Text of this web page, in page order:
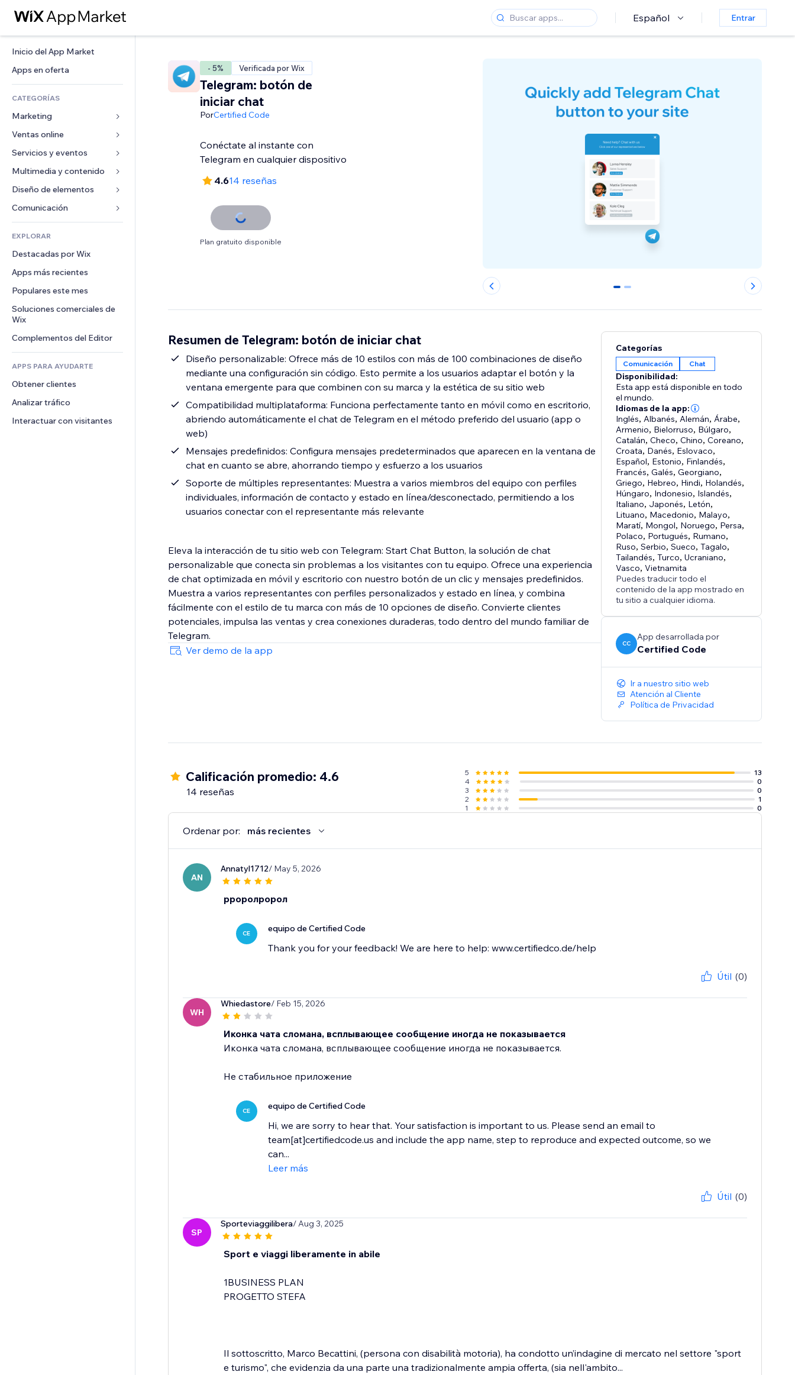
Español Entrar
Inicio del App Market
Apps en oferta
CATEGORÍAS
Marketing
Anuncios
Móvil
Analíticas
Anuncios del sitio
Email
Ventas online
Apps para tiendas
Envíos y entregas
Botones de venta
Contabilidad
Cupones y fidelización
Almacenamiento de mercancía
Crowdfunding
Alimentos y bebidas
Servicios y eventos
Hoteles
Eventos
Restaurantes
Inmobiliarias
Reservas
Multimedia y contenido
Galerías
Música
Pódcast
Fotografía
Video
PDF
Compartir archivos
Noticias
Servicios de contenido
Efectos de texto
Diseño de elementos
Mapas y navegación
Privacidad y seguridad
Reloj
Plantillas para páginas
Efectos de imágenes
Botones y menús
Banners e insignias
Calculadoras
Buscar
Formularios
Encuestas
Chat
Comentarios
Teléfono
Comunidad
Reseñas y testimonios
EXPLORAR
Destacadas por Wix
Apps más recientes
Populares este mes
Soluciones comerciales de
Wix
Complementos del Editor
APPS PARA AYUDARTE
Obtener clientes
Analizar tráfico
Interactuar con visitantes
- 5% Verificada por Wix
Telegram: botón de
iniciar chat
PorCertified Code
Conéctate al instante con
Telegram en cualquier dispositivo
4.614 reseñas
Plan gratuito disponible
0 1
Resumen de Telegram: botón de iniciar chat
Diseño personalizable: Ofrece más de 10 estilos con más de 100 combinaciones de diseño
mediante una configuración sin código. Esto permite a los usuarios adaptar el botón y la
ventana emergente para que combinen con su marca y la estética de su sitio web
Compatibilidad multiplataforma: Funciona perfectamente tanto en móvil como en escritorio,
abriendo automáticamente el chat de Telegram en el método preferido del usuario (app o
web)
Mensajes predefinidos: Configura mensajes predeterminados que aparecen en la ventana de
chat en cuanto se abre, ahorrando tiempo y esfuerzo a los usuarios
Soporte de múltiples representantes: Muestra a varios miembros del equipo con perfiles
individuales, información de contacto y estado en línea/desconectado, permitiendo a los
usuarios conectar con el representante más relevante
Eleva la interacción de tu sitio web con Telegram: Start Chat Button, la solución de chat
personalizable que conecta sin problemas a los visitantes con tu equipo. Ofrece una experiencia
de chat optimizada en móvil y escritorio con nuestro botón de un clic y mensajes predefinidos.
Muestra a varios representantes con perfiles personalizados y estado en línea, y combina
fácilmente con el estilo de tu marca con más de 10 opciones de diseño. Convierte clientes
potenciales, impulsa las ventas y crea conexiones duraderas, todo dentro del mundo familiar de
Telegram.
Ver demo de la app
Categorías
Comunicación Chat
Disponibilidad:
Esta app está disponible en todo
el mundo.
Idiomas de la app:
Inglés, Albanés, Alemán, Árabe,
Armenio, Bielorruso, Búlgaro,
Catalán,Checo,Chino,Coreano,
Croata, Danés, Eslovaco,
Español, Estonio, Finlandés,
Francés,Galés,Georgiano,
Griego, Hebreo, Hindi, Holandés,
Húngaro, Indonesio, Islandés,
Italiano, Japonés, Letón,
Lituano, Macedonio, Malayo,
Maratí, Mongol, Noruego, Persa,
Polaco, Portugués, Rumano,
Ruso,Serbio,Sueco,Tagalo,
Tailandés,Turco,Ucraniano,
Vasco,Vietnamita
Puedes traducir todo el
contenido de la app mostrado en
tu sitio a cualquier idioma.
CC
App desarrollada por
Certified Code
Ir a nuestro sitio web
Atención al Cliente
Política de Privacidad
Calificación promedio: 4.6
14 reseñas
5
13
4
0
3
0
2
1
1
0
Ordenar por: más recientes
AN
Annatyl1712/ May 5, 2026
рроролророл
CE equipo de Certified Code
Thank you for your feedback! We are here to help: www.certifiedco.de/help
Útil (0)
WH
Whiedastore/ Feb 15, 2026
Иконка чата сломана, всплывающее сообщение иногда не показывается
Иконка чата сломана, всплывающее сообщение иногда не показывается.
Не стабильное приложение
CE equipo de Certified Code
Hi, we are sorry to hear that. Your satisfaction is important to us. Please send an email to
team[at]certifiedcode.us and include the app name, step to reproduce and expected outcome, so we
can...
Leer más
Útil (0)
SP
Sporteviaggilibera/ Aug 3, 2025
Sport e viaggi liberamente in abile
1BUSINESS PLAN
PROGETTO STEFA
Il sottoscritto, Marco Becattini, (persona con disabilità motoria), ha condotto un’indagine di mercato nel settore "sport
e turismo", che evidenzia da una parte una tradizionalmente ampia offerta, (sia nell'ambito...